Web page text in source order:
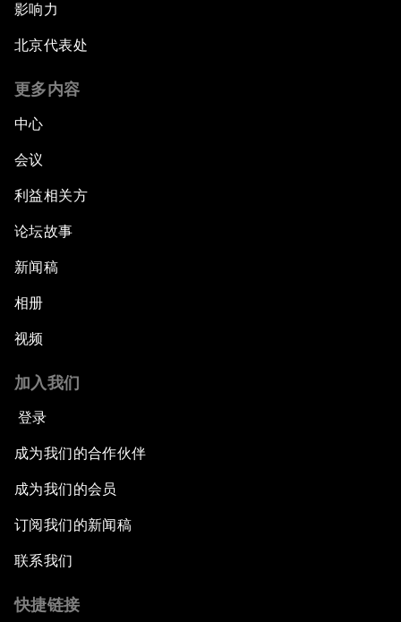
影响力
北京代表处
更多内容
中心
会议
利益相关方
论坛故事
新闻稿
相册
视频
加入我们
登录
成为我们的合作伙伴
成为我们的会员
订阅我们的新闻稿
联系我们
快捷链接